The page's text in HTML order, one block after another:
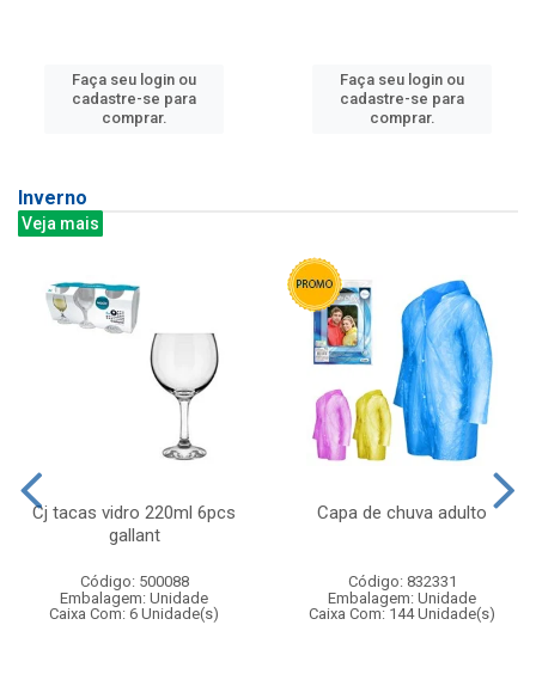
Faça seu login ou
cadastre-se para
comprar.
Faça seu login ou
cadastre-se para
comprar.
Inverno
Veja mais
Cj tacas vidro 220ml 6pcs
gallant
Código: 500088
Embalagem: Unidade
Caixa Com: 6 Unidade(s)
Capa de chuva adulto
Código: 832331
Embalagem: Unidade
Caixa Com: 144 Unidade(s)